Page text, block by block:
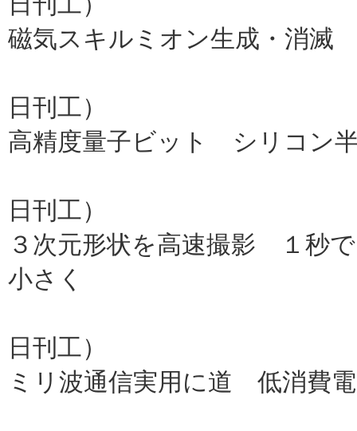
磁気スキルミオン生成・消滅
日刊工）
高精度量子ビット シリコン
日刊工）
３次元形状を高速撮影 １秒
小さく
日刊工）
ミリ波通信実用に道 低消費